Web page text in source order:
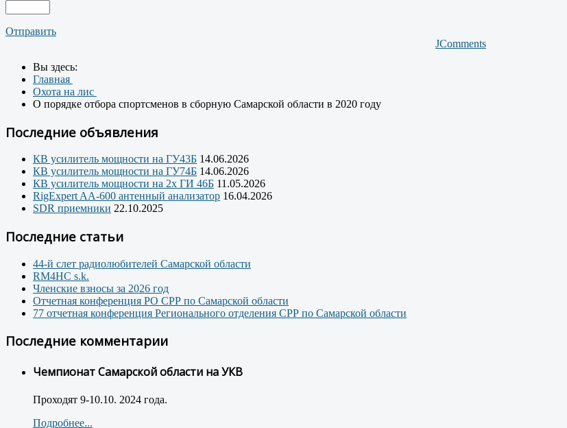
Отправить
JComments
Вы здесь:
Главная
Охота на лис
О порядке отбора спортсменов в сборную Самарской области в 2020 году
Последние объявления
КВ усилитель мощности на ГУ43Б 14.06.2026
КВ усилитель мощности на ГУ74Б 14.06.2026
КВ усилитель мощности на 2х ГИ 46Б 11.05.2026
RigExpert AA-600 антенный анализатор 16.04.2026
SDR приемники 22.10.2025
Последние статьи
44-й слет радиолюбителей Самарской области
RM4HC s.k.
Членские взносы за 2026 год
Отчетная конференция РО СРР по Самарской области
77 отчетная конференция Регионального отделения СРР по Самарской области
Последние комментарии
Чемпионат Самарской области на УКВ
Проходят 9-10.10. 2024 года.
Подробнее...